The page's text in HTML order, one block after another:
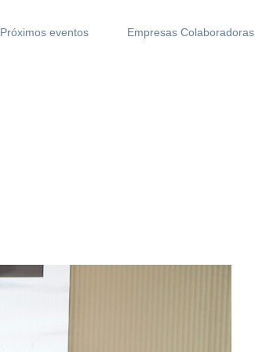
Próximos eventos Empresas Colaboradoras